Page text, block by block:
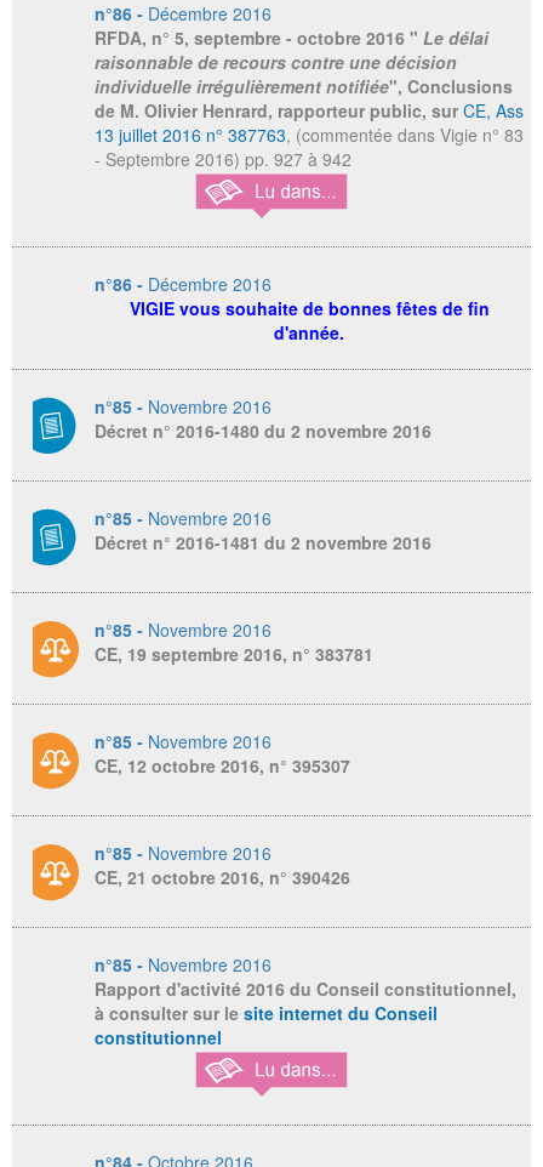
n°86 - Décembre 2016
RFDA, n° 5, septembre - octobre 2016 " Le délai
raisonnable de recours contre une décision
individuelle irrégulièrement notifiée", Conclusions
de M. Olivier Henrard, rapporteur public, sur CE, Ass
13 juillet 2016 n° 387763, (commentée dans Vigie n° 83
- Septembre 2016) pp. 927 à 942
n°86 - Décembre 2016
VIGIE vous souhaite de bonnes fêtes de fin
d'année.
n°85 - Novembre 2016
Décret n° 2016-1480 du 2 novembre 2016
n°85 - Novembre 2016
Décret n° 2016-1481 du 2 novembre 2016
n°85 - Novembre 2016
CE, 19 septembre 2016, n° 383781
n°85 - Novembre 2016
CE, 12 octobre 2016, n° 395307
n°85 - Novembre 2016
CE, 21 octobre 2016, n° 390426
n°85 - Novembre 2016
Rapport d'activité 2016 du Conseil constitutionnel,
à consulter sur lesite internet du Conseil
constitutionnel